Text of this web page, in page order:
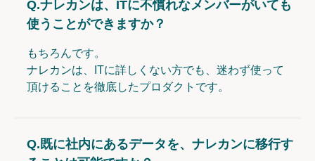
Q.ナレカンは、ITに不慣れなメンバーがいても
使うことができますか？
もちろんです。
ナレカンは、ITに詳しくない方でも、迷わず使って
頂けることを徹底したプロダクトです。
Q.既に社内にあるデータを、ナレカンに移行す